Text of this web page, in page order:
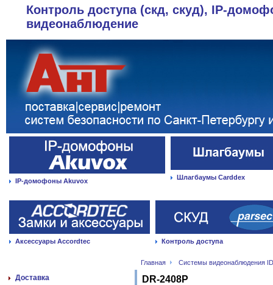
Контроль доступа (скд, скуд), IP-
видеонаблюдение
IP-домофоны Akuvox Шлагбаумы Carddex
Аксессуары Accordtec Контроль доступа
Главная Системы видеонаблюдения
Доставка DR-2408P